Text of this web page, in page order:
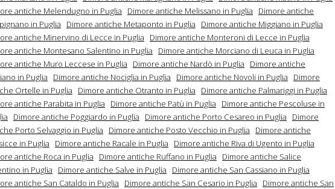
antiche Melendugno in Puglia
Dimore antiche Melissano in Puglia
Dimore antiche
in Puglia
Dimore antiche Metaponto in Puglia
Dimore antiche Miggiano in Puglia
antiche Minervino di Lecce in Puglia
Dimore antiche Monteroni di Lecce in Puglia
antiche Montesano Salentino in Puglia
Dimore antiche Morciano di Leuca in Puglia
antiche Muro Leccese in Puglia
Dimore antiche Nardò in Puglia
Dimore antiche
in Puglia
Dimore antiche Nociglia in Puglia Dimore antiche Novoli in Puglia
Dimore
Ortelle in Puglia
Dimore antiche Otranto in Puglia
Dimore antiche Palmariggi in Puglia
antiche Parabita in Puglia
Dimore antiche Patù in Puglia
Dimore antiche Pescoluse in
Dimore antiche Poggiardo in Puglia Dimore antiche Porto Cesareo in Puglia
Dimore
Porto Selvaggio in Puglia
Dimore antiche Posto Vecchio in Puglia
Dimore antiche
in Puglia
Dimore antiche Racale in Puglia
Dimore antiche Riva di Ugento in Puglia
antiche Roca in Puglia
Dimore antiche Ruffano in Puglia
Dimore antiche Salice
in Puglia
Dimore antiche Salve in Puglia
Dimore antiche San Cassiano in Puglia
antiche San Cataldo in Puglia
Dimore antiche San Cesario in Puglia
Dimore antiche San